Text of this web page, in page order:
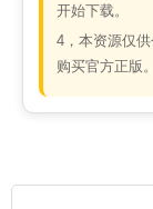
开始下载。
4，本资源仅
购买官方正版。